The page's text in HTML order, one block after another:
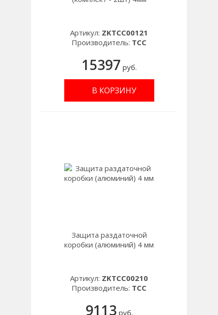
Артикул: ZKTCC00121
Производитель: TCC
15397 руб.
В КОРЗИНУ
Защита раздаточной
коробки (алюминий) 4 мм
Артикул: ZKTCC00210
Производитель: TCC
9113 руб.